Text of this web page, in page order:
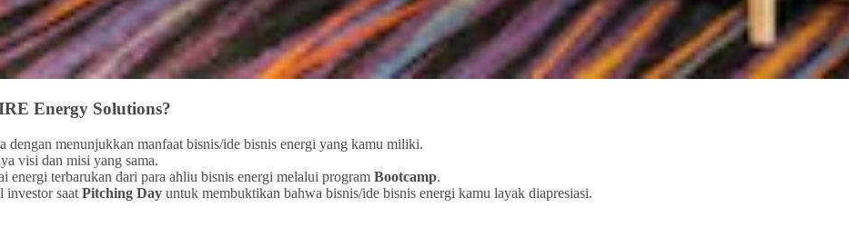
Energy Solutions?
menunjukkan manfaat bisnis/ide bisnis energi yang kamu miliki.
visi dan misi yang sama.
energi terbarukan dari para ahliu bisnis energi melalui program Bootcamp.
investor saat Pitching Day untuk membuktikan bahwa bisnis/ide bisnis energi kamu layak diapresiasi.